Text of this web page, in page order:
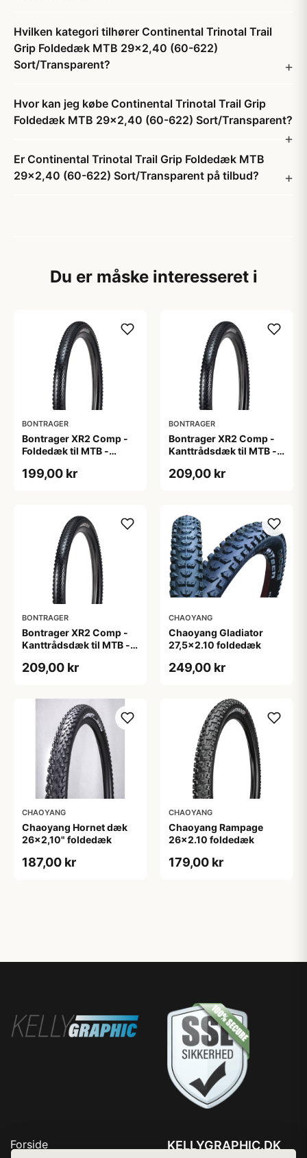
Hvilken kategori tilhører Continental Trinotal Trail
Grip Foldedæk MTB 29x2,40 (60-622)
Sort/Transparent?
Hvor kan jeg købe Continental Trinotal Trail Grip
Foldedæk MTB 29x2,40 (60-622) Sort/Transparent?
Er Continental Trinotal Trail Grip Foldedæk MTB
29x2,40 (60-622) Sort/Transparent på tilbud?
Du er måske interesseret i
BONTRAGER
Bontrager XR2 Comp -
Foldedæk til MTB -
199,00 kr
BONTRAGER
Bontrager XR2 Comp -
Kanttrådsdæk til MTB -
209,00 kr
BONTRAGER
Bontrager XR2 Comp -
Kanttrådsdæk til MTB -
209,00 kr
CHAOYANG
Chaoyang Gladiator
27,5x2.10 foldedæk
249,00 kr
CHAOYANG
Chaoyang Hornet dæk
26x2,10" foldedæk
187,00 kr
CHAOYANG
Chaoyang Rampage
26x2.10 foldedæk
179,00 kr
Forside
KELLYGRAPHIC.DK